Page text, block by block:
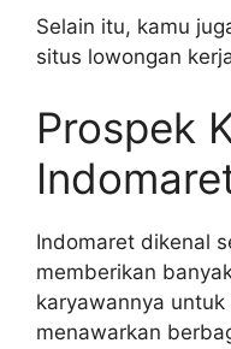
Selain itu, kamu
situs lowongan
Prospek
Indomaret dikenal
memberikan
karyawannya
menawarkan